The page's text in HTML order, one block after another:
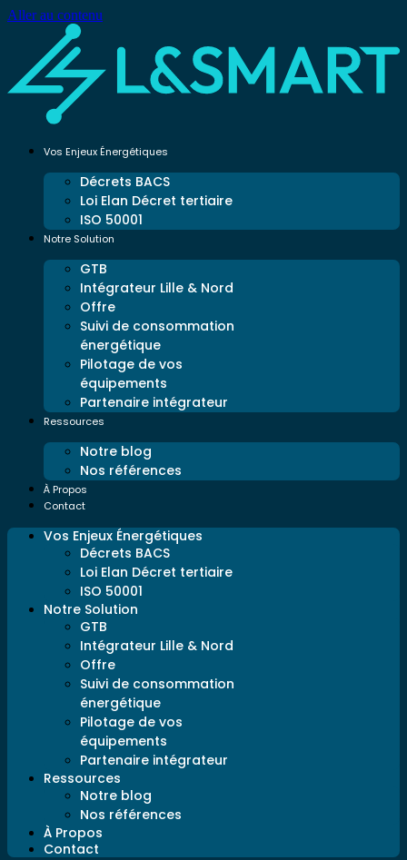
Aller au contenu
Vos Enjeux Énergétiques
Décrets BACS
Loi Elan Décret tertiaire
ISO 50001
Notre Solution
GTB
Intégrateur Lille & Nord
Offre
Suivi de consommation
énergétique
Pilotage de vos
équipements
Partenaire intégrateur
Ressources
Notre blog
Nos références
À Propos
Contact
Vos Enjeux Énergétiques
Décrets BACS
Loi Elan Décret tertiaire
ISO 50001
Notre Solution
GTB
Intégrateur Lille & Nord
Offre
Suivi de consommation
énergétique
Pilotage de vos
équipements
Partenaire intégrateur
Ressources
Notre blog
Nos références
À Propos
Contact